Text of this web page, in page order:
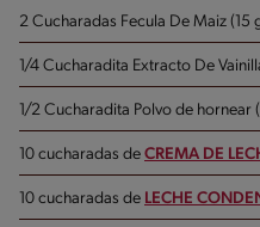
2 Cucharadas Fecula De Maiz (15
1/4 Cucharadita Extracto De
1/2 Cucharadita Polvo de hornear
10 cucharadas de CREMA DE
10 cucharadas de LECHE